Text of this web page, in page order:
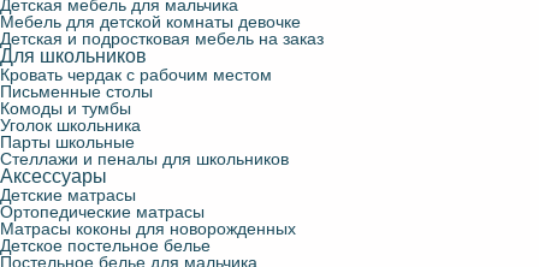
Детская мебель для мальчика
Мебель для детской комнаты девочке
Детская и подростковая мебель на заказ
Для школьников
Кровать чердак с рабочим местом
Письменные столы
Комоды и тумбы
Уголок школьника
Парты школьные
Стеллажи и пеналы для школьников
Аксессуары
Детские матрасы
Ортопедические матрасы
Матрасы коконы для новорожденных
Детское постельное белье
Постельное белье для мальчика